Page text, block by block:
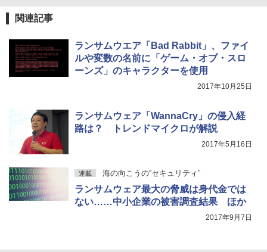
関連記事
ランサムウエア「Bad Rabbit」、ファイ
ルや変数の名前に「ゲーム・オブ・スロ
ーンズ」のキャラクターを使用
2017年10月25日
ランサムウェア「WannaCry」の侵入経
路は？ トレンドマイクロが解説
2017年5月16日
連載 海の向こうの“セキュリティ”
ランサムウェア最大の脅威は身代金では
ない……中小企業の被害調査結果 ほか
2017年9月7日